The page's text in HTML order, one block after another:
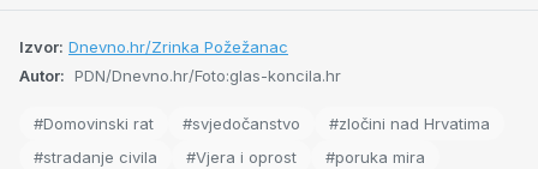
Izvor: Dnevno.hr/Zrinka Požežanac
Autor: PDN/Dnevno.hr/Foto:glas-koncila.hr
#Domovinski rat #svjedočanstvo
#zločini nad Hrvatima
#stradanje civila
#Vjera i oprost
#poruka mira